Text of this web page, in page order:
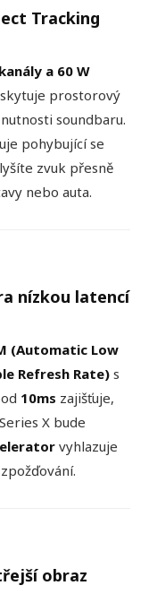
Tracking
a 60 W
prostorový
soundbaru.
pohybující se
zvuk přesně
nebo auta.
nízkou latencí
(Automatic Low
Refresh Rate) s
10ms zajišťuje,
X bude
vyhlazuje
obraz